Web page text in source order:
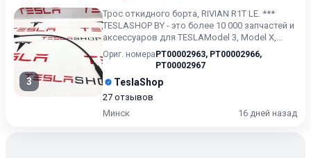
3
Трос откидного борта, RIVIAN R1T LE. ***
TESLASHOP BY - это более 10 000 запчастей и
аксессуаров для TESLAModel 3, Model X,
Model S, Model Y...
Ориг. номера PT00002963, PT00002966,
PT00002967
TeslaShop
27 отзывов
Минск
16 дней назад